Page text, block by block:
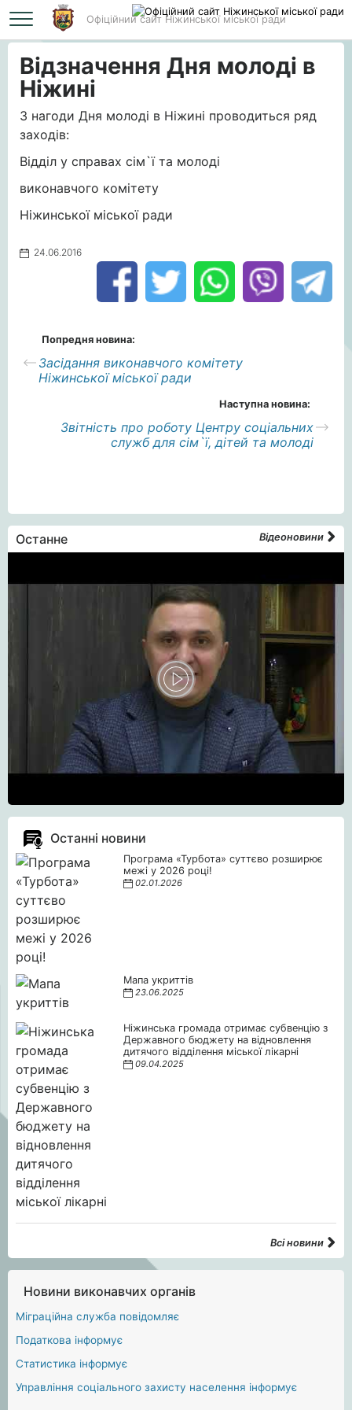
Офіційний сайт Ніжинської міської ради
Головна Відзначення Дня молоді в Ніжині
Відзначення Дня молоді в
Ніжині
З нагоди Дня молоді в Ніжині проводиться ряд
заходів:
Відділ у справах сім`ї та молоді
виконавчого комітету
Ніжинської міської ради
24.06.2016
Попредня новина:
Засідання виконавчого комітету
Ніжинської міської ради
Наступна новина:
Звітність про роботу Центру соціальних
служб для сім`ї, дітей та молоді
Останне Відеоновини
Останні новини
Програма «Турбота» суттєво розширює
межі у 2026 році!
02.01.2026
Мапа укриттів
23.06.2025
Ніжинська громада отримає субвенцію з
Державного бюджету на відновлення
дитячого відділення міської лікарні
09.04.2025
Всі новини
Новини виконавчих органів
Міграційна служба повідомляє
Податкова інформує
Статистика інформує
Управління соціального захисту населення інформує